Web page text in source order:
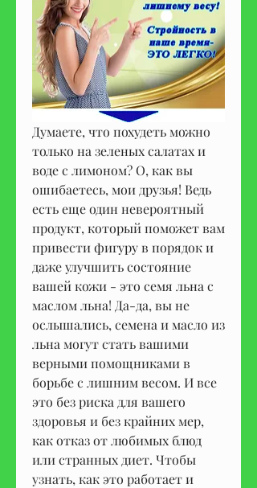
Думаете, что похудеть можно
только на зеленых салатах и
воде с лимоном? О, как вы
ошибаетесь, мои друзья! Ведь
есть еще один невероятный
продукт, который поможет вам
привести фигуру в порядок и
даже улучшить состояние
вашей кожи - это семя льна с
маслом льна! Да-да, вы не
ослышались, семена и масло из
льна могут стать вашими
верными помощниками в
борьбе с лишним весом. И все
это без риска для вашего
здоровья и без крайних мер,
как отказ от любимых блюд
или странных диет. Чтобы
узнать, как это работает и